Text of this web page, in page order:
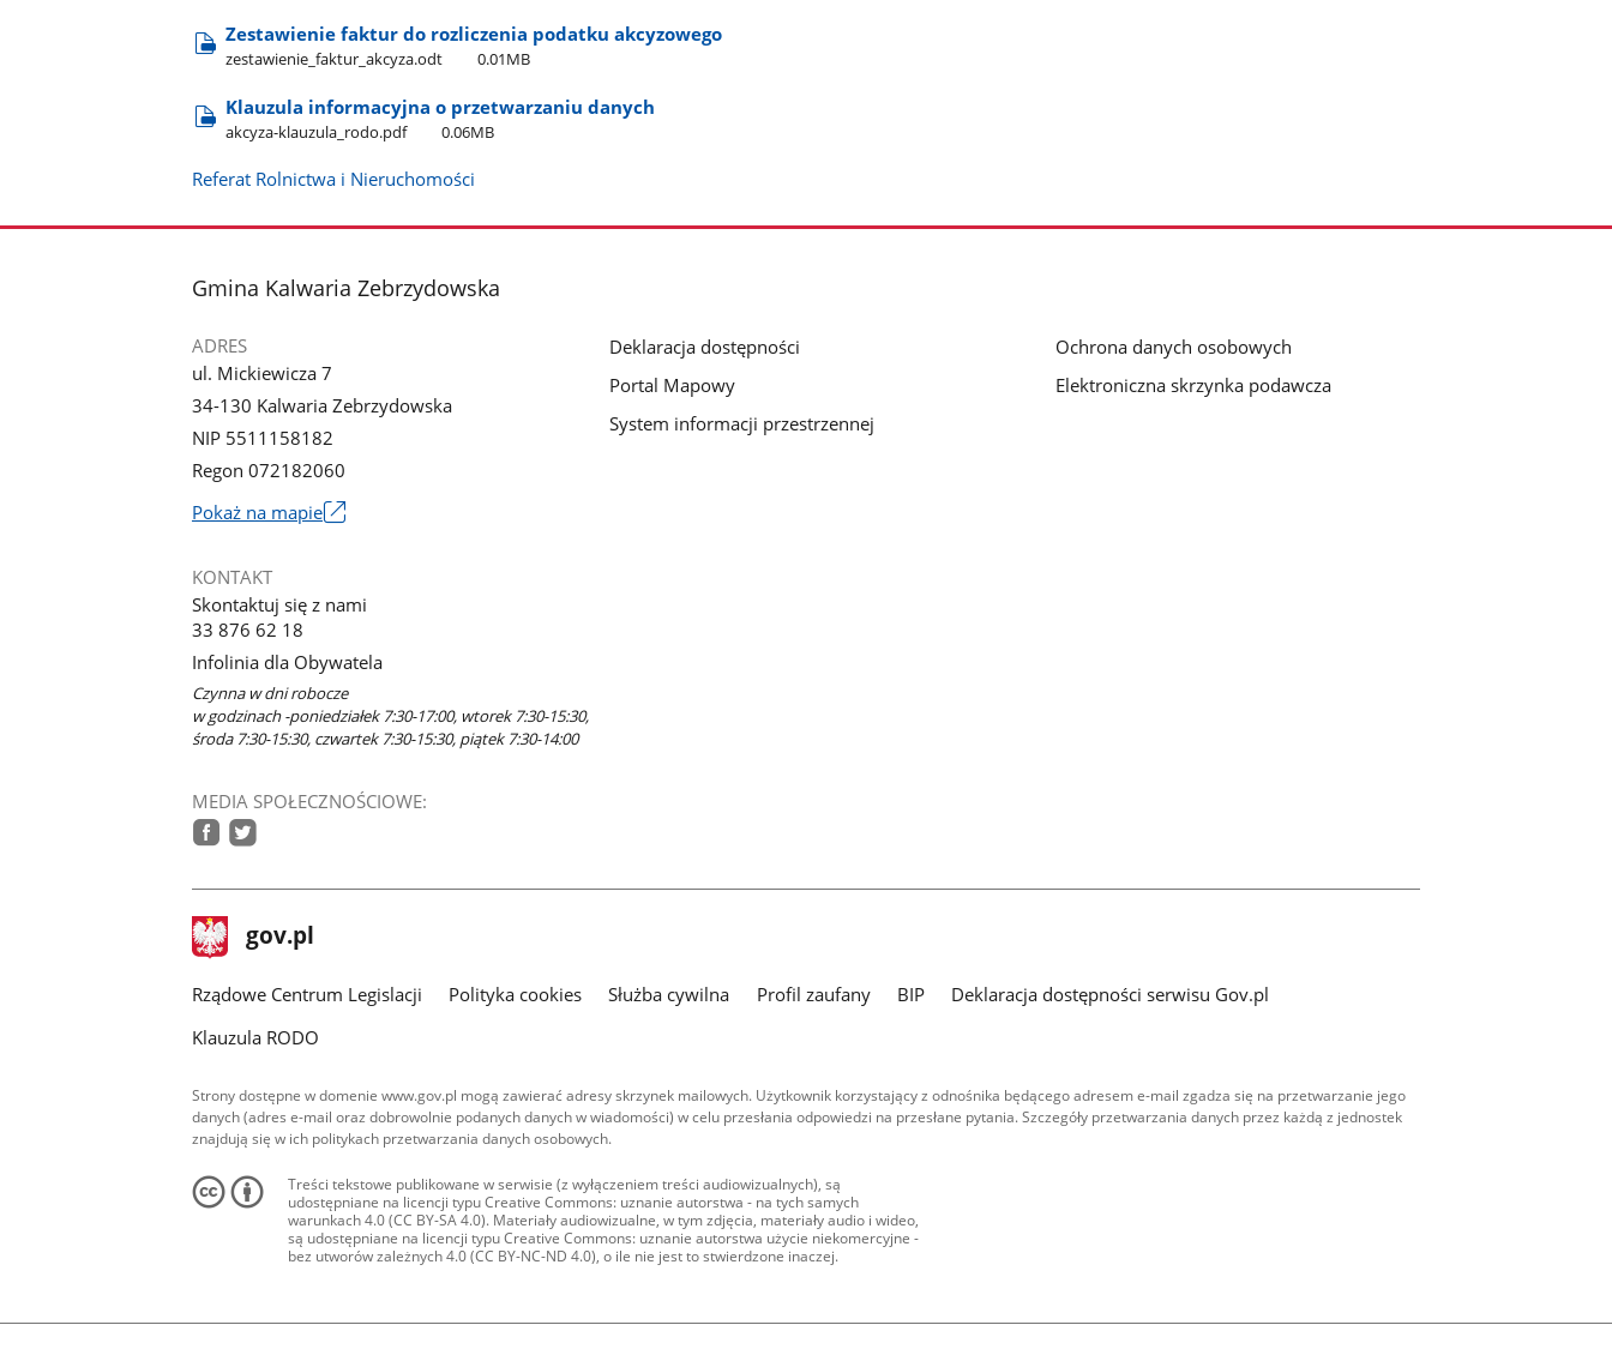
Zestawienie faktur do rozliczenia podatku akcyzowego
zestawienie​_faktur​_akcyza.odt 0.01MB
Klauzula informacyjna o przetwarzaniu danych
akcyza-klauzula​_rodo.pdf 0.06MB
Referat Rolnictwa i Nieruchomości
stopka
Gmina Kalwaria Zebrzydowska
ADRES
ul. Mickiewicza 7
34-130 Kalwaria Zebrzydowska
NIP 5511158182
Regon 072182060
Pokaż na mapieLink
nowym
KONTAKT
Skontaktuj się z nami
33 876 62 18
Infolinia dla Obywatela
Czynna w dni robocze
w godzinach -poniedziałek 7:30-17:00, wtorek 7:30-15:30,
środa 7:30-15:30, czwartek 7:30-15:30, piątek 7:30-14:00
MEDIA SPOŁECZNOŚCIOWE:
Deklaracja dostępności
Portal Mapowy
System informacji przestrzennej
Ochrona danych osobowych
Elektroniczna skrzynka podawcza
stopka
gov.pl Strona
gov.pl
Rządowe Centrum Legislacji Polityka cookies Służba cywilna Profil zaufany BIP
Deklaracja dostępności serwisu Gov.pl
Klauzula RODO
Strony dostępne w domenie www.gov.pl mogą zawierać adresy skrzynek mailowych. Użytkownik korzystający z odnośnika będącego adresem e-mail zgadza się na przetwarzanie jego
danych (adres e-mail oraz dobrowolnie podanych danych w wiadomości) w celu przesłania odpowiedzi na przesłane pytania. Szczegóły przetwarzania danych przez każdą z jednostek
znajdują się w ich politykach przetwarzania danych osobowych.
Treści tekstowe publikowane w serwisie (z wyłączeniem treści audiowizualnych), są
udostępniane na licencji typu Creative Commons: uznanie autorstwa - na tych samych
warunkach 4.0 (CC BY-SA 4.0). Materiały audiowizualne, w tym zdjęcia, materiały audio i wideo,
są udostępniane na licencji typu Creative Commons: uznanie autorstwa użycie niekomercyjne -
bez utworów zależnych 4.0 (CC BY-NC-ND 4.0), o ile nie jest to stwierdzone inaczej.